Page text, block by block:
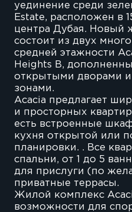
уединение среди
Estate, расположен в
центра Дубая. Новый
состоит из двух
средней этажности
Heights B,
открытыми дворами
зонами.
Acacia предлагает
и просторных
есть встроенные
кухня открытой или
планировки. . Все
спальни, от 1 до 5
для прислуги (по
приватные террасы.
Жилой комплекс
возможности для